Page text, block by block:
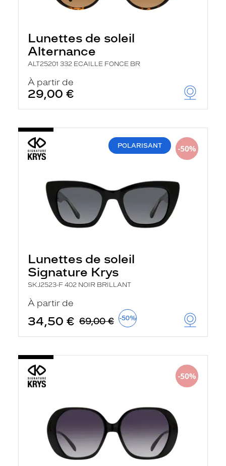
Lunettes de soleil
Alternance
ALT25201 332 ECAILLE FONCE BR
À partir de
29,00 €
POLARISANT
Lunettes de soleil
Signature Krys
SKJ2523-F 402 NOIR BRILLANT
À partir de
34,50 € 69,00 € -50%